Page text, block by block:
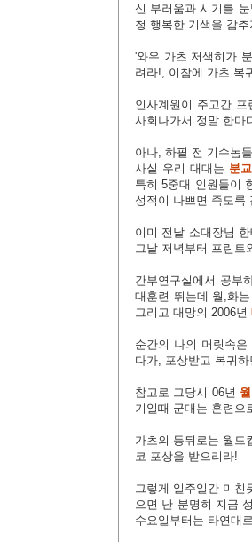
신 부러움과 시기를
청 행복한 기색을 감
'와우 가츠 저색히가
려라!, 이참에 가츠 복
인사계원이 주고간
사회나가서 정말 한마
아나, 하필 전 기수놈
사실 우리 대대는 분
특히 5중대 인원들이
성적이 나쁘면 죽도록
이미 전날 소대장님
그날 저녁부터 프린트
간부연구실에서 공부
대훈련 뛰는데 월,화
그리고 대망의 2006년
순간의 나의 머릿속은
다가, 포상받고 복귀
참고로 그당시 06년
기일때 군대는 훈련으
가츠의 등뒤로는 월드
코 포상을 받으리라!
그렇게 일주일간 미친
으면 난 분명히 지금
수요일부터는 타연대